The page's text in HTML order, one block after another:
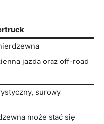
jazda ​oraz ⁤off-road
surowy
może stać się